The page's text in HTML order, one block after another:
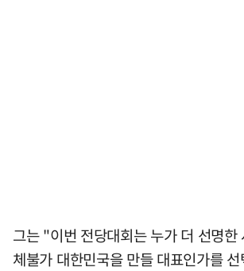
그는 "이번 전당대회는 누가 더 선명
체불가 대한민국을 만들 대표인가를